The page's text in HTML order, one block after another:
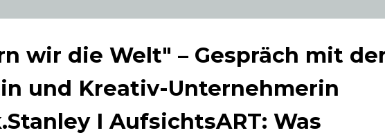
wir die Welt" – Gespräch mit
und Kreativ-Unternehmerin
I AufsichtsART: Was